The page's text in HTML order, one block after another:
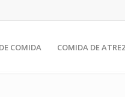
COMIDA COMIDA DE